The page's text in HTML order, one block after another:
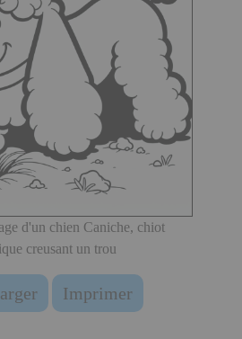
d'un chien Caniche, chiot
creusant un trou
Imprimer